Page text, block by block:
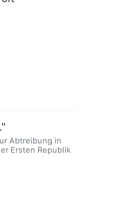
Abtreibung in
Ersten Republik